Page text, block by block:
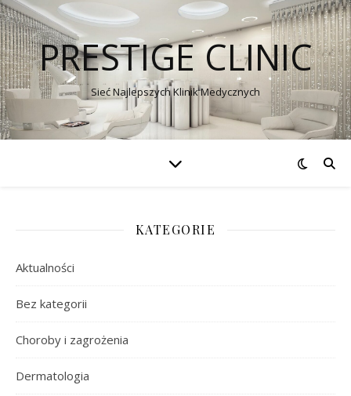
PRESTIGE CLINIC
Sieć Najlepszych Klinik Medycznych
KATEGORIE
Aktualności
Bez kategorii
Choroby i zagrożenia
Dermatologia